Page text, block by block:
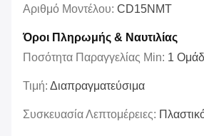
Αριθμό Μοντέλου: CD15NMT
Όροι Πληρωμής & Ναυτιλίας
Ποσότητα Παραγγελίας Min: 1
Τιμή: Διαπραγματεύσιμα
Συσκευασία Λεπτομέρειες: